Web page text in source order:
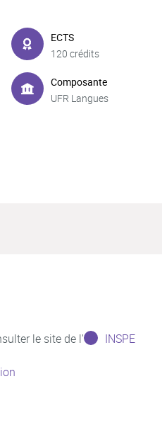
ECTS
120 crédits
Composante
UFR Langues
le site de l' INSPE